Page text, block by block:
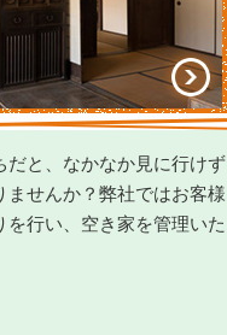
だと、なかなか見に行け
ませんか？弊社ではお客
を行い、空き家を管理い